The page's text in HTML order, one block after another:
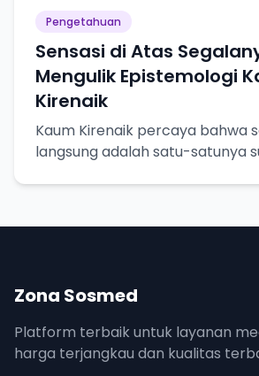
Pengetahuan
Sensasi di Atas
Mengulik Epistemologi
Kirenaik
Kaum Kirenaik percaya bahwa
langsung adalah satu-satunya
Zona Sosmed
Platform terbaik untuk layanan
harga terjangkau dan kualitas